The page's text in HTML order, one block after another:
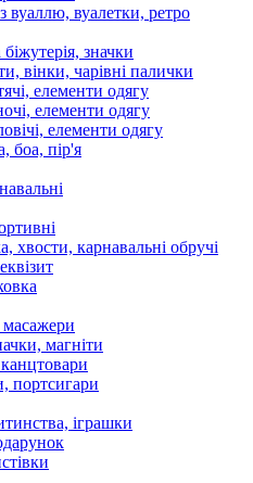
вуалетки, ретро
значки
вінки, чарівні палички
елементи одягу
елементи одягу
елементи одягу
боа, пір'я
хвости, карнавальні обручі
магніти
портсигари
іграшки